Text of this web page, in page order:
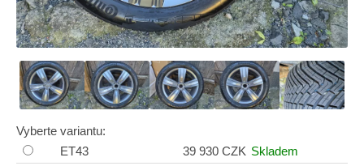
Vyberte variantu:
ET43
39 930 CZK Skladem